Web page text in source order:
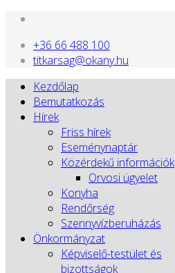
+36 66 488 100
titkarsag@okany.hu
Kezdőlap
Bemutatkozás
Hírek
Friss hírek
Eseménynaptár
Közérdekű információk
Orvosi ügyelet
Konyha
Rendőrség
Szennyvízberuházás
Önkormányzat
Képviselő-testület és
bizottságok